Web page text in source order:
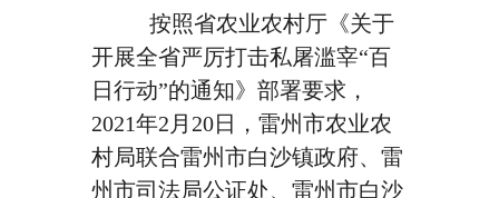
按照省农业农村厅《关于
开展全省严厉打击私屠滥宰“百
日行动”的通知》部署要求，
2021年2月20日，雷州市农业农
村局联合雷州市白沙镇政府、雷
州市司法局公证处、雷州市白沙